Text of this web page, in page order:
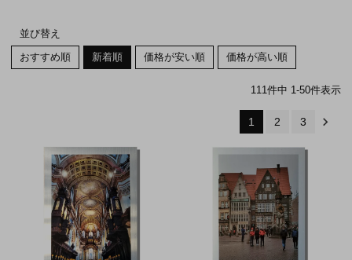
並び替え
おすすめ順
新着順 価格が安い順 価格が高い順
111件中 1-50件表示
1 2 3